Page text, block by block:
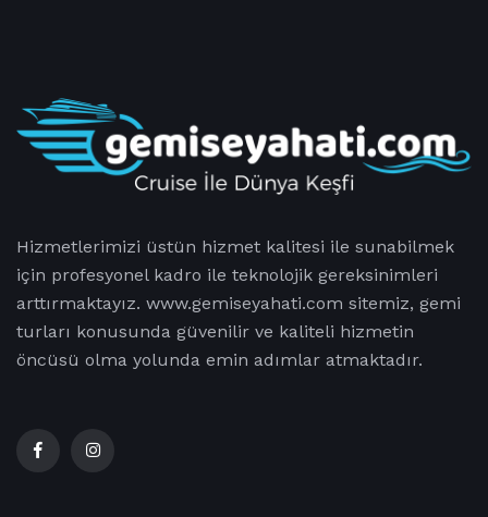
Hizmetlerimizi üstün hizmet kalitesi ile sunabilmek
için profesyonel kadro ile teknolojik gereksinimleri
arttırmaktayız. www.gemiseyahati.com sitemiz, gemi
turları konusunda güvenilir ve kaliteli hizmetin
öncüsü olma yolunda emin adımlar atmaktadır.